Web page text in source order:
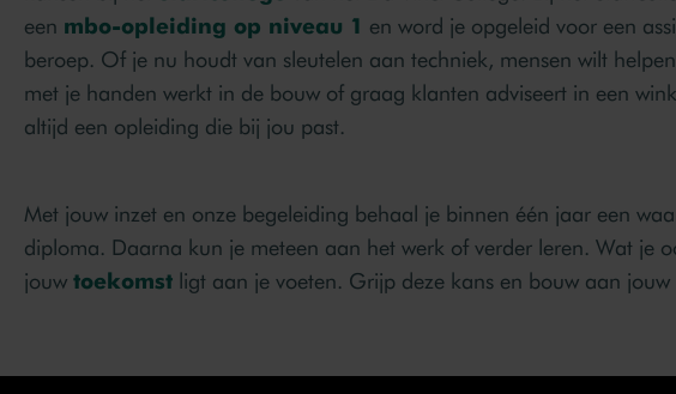
een mbo-opleiding op niveau 1 en word je opgeleid voor een
beroep. Of je nu houdt van sleutelen aan techniek, mensen wilt
met je handen werkt in de bouw of graag klanten adviseert in een
altijd een opleiding die bij jou past.
Met jouw inzet en onze begeleiding behaal je binnen één jaar een
diploma. Daarna kun je meteen aan het werk of verder leren. Wat je
jouw toekomstligt aan je voeten. Grijp deze kans en bouw aan jouw